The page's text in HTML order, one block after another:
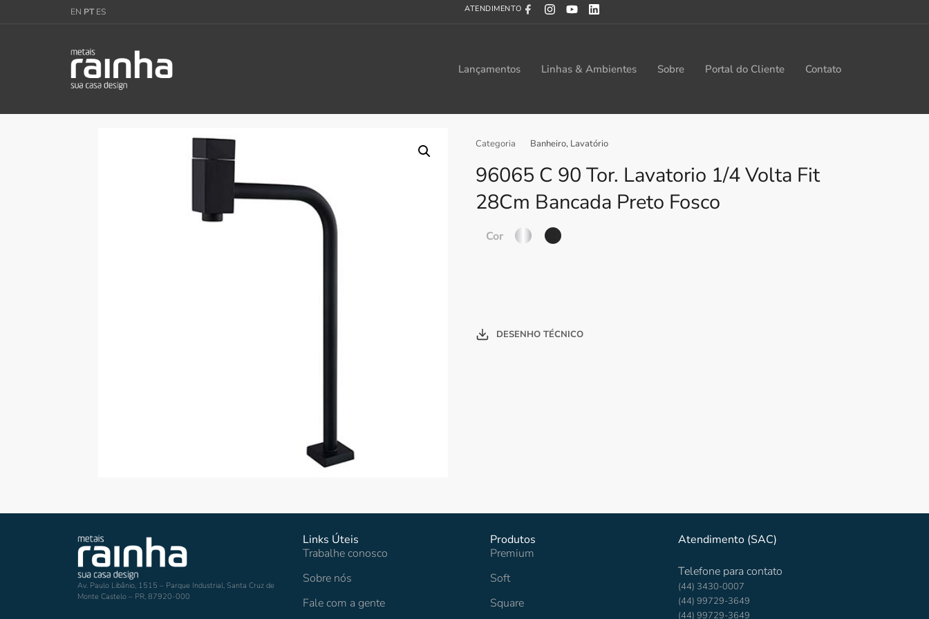
EN PT ES ATENDIMENTO
Lançamentos Linhas & Ambientes Sobre Portal do Cliente Contato
Categoria Banheiro, Lavatório
96065 C 90 Tor. Lavatorio 1/4 Volta Fit
28Cm Bancada Preto Fosco
Cor
DESENHO TÉCNICO
Av. Paulo Libânio, 1515 – Parque Industrial, Santa Cruz de
Monte Castelo – PR, 87920-000
Links Úteis
Trabalhe conosco
Sobre nós
Fale com a gente
Produtos
Premium
Soft
Square
Atendimento (SAC)
Telefone para contato
(44) 3430-0007
(44) 99729-3649
(44) 99729-3649